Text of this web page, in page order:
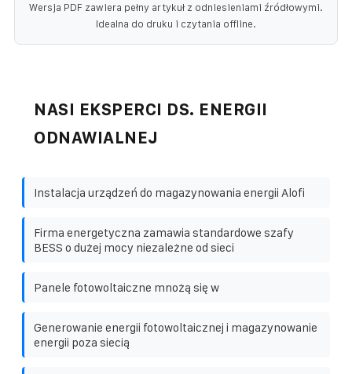
Wersja PDF zawiera pełny artykuł z odniesieniami źródłowymi.
Idealna do druku i czytania offline.
NASI EKSPERCI DS. ENERGII
ODNAWIALNEJ
Instalacja urządzeń do magazynowania energii Alofi
Firma energetyczna zamawia standardowe szafy
BESS o dużej mocy niezależne od sieci
Panele fotowoltaiczne mnożą się w
Generowanie energii fotowoltaicznej i magazynowanie
energii poza siecią